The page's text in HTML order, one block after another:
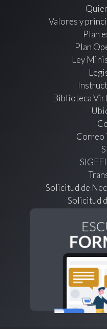
Valores y
Plan
Plan
Ley
Biblioteca
Correo
Solicitud de
Solicitud